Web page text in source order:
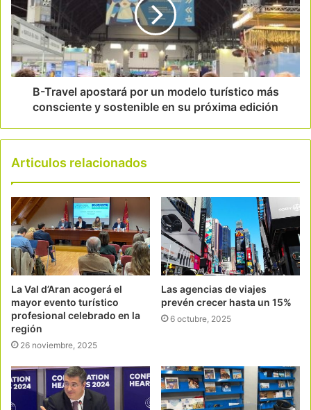
B-Travel apostará por un modelo turístico más
consciente y sostenible en su próxima edición
Articulos relacionados
La Val d’Aran acogerá el
mayor evento turístico
profesional celebrado en la
región
26 noviembre, 2025
Las agencias de viajes
prevén crecer hasta un 15%
6 octubre, 2025